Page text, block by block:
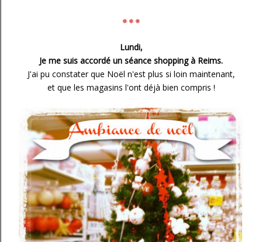
✹✹✹
Lundi,
Je me suis accordé un séance shopping à Reims.
J'ai pu constater que Noël n'est plus si loin maintenant,
et que les magasins l'ont déjà bien compris !